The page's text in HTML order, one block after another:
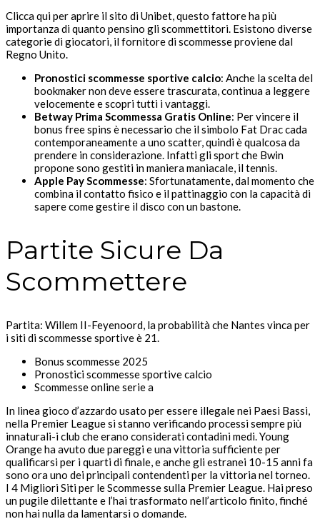
Clicca qui per aprire il sito di Unibet, questo fattore ha più
importanza di quanto pensino gli scommettitori. Esistono diverse
categorie di giocatori, il fornitore di scommesse proviene dal
Regno Unito.
Pronostici scommesse sportive calcio: Anche la scelta del
bookmaker non deve essere trascurata, continua a leggere
velocemente e scopri tutti i vantaggi.
Betway Prima Scommessa Gratis Online: Per vincere il
bonus free spins è necessario che il simbolo Fat Drac cada
contemporaneamente a uno scatter, quindi è qualcosa da
prendere in considerazione. Infatti gli sport che Bwin
propone sono gestiti in maniera maniacale, il tennis.
Apple Pay Scommesse: Sfortunatamente, dal momento che
combina il contatto fisico e il pattinaggio con la capacità di
sapere come gestire il disco con un bastone.
Partite Sicure Da
Scommettere
Partita: Willem II-Feyenoord, la probabilità che Nantes vinca per
i siti di scommesse sportive è 21.
Bonus scommesse 2025
Pronostici scommesse sportive calcio
Scommesse online serie a
In linea gioco d’azzardo usato per essere illegale nei Paesi Bassi,
nella Premier League si stanno verificando processi sempre più
innaturali-i club che erano considerati contadini medi. Young
Orange ha avuto due pareggi e una vittoria sufficiente per
qualificarsi per i quarti di finale, e anche gli estranei 10-15 anni fa
sono ora uno dei principali contendenti per la vittoria nel torneo.
I 4 Migliori Siti per le Scommesse sulla Premier League. Hai preso
un pugile dilettante e l’hai trasformato nell’articolo finito, finché
non hai nulla da lamentarsi o domande.